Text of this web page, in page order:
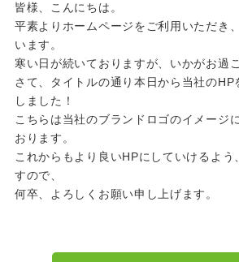
皆様、こんにちは。
平素よりホームページをご利用いただき
います。
寒い日が続いておりますが、いかがお過
さて、タイトルの通り本日から当社のHP
しました！
こちらは当社のブランドロゴのイメージ
おります。
これからもより良いHPにしていけるよう
すので、
何卒、よろしくお願い申し上げます。